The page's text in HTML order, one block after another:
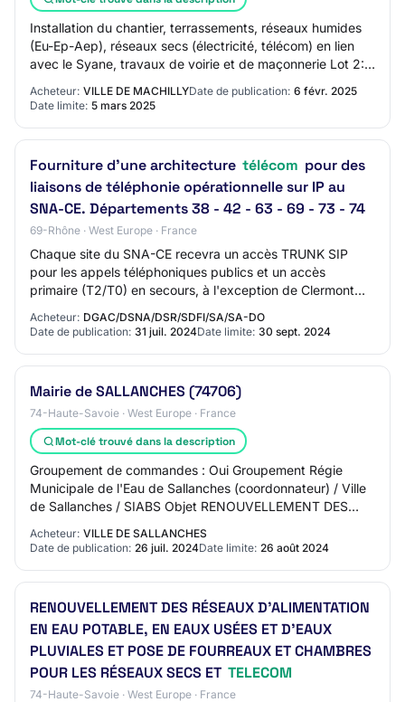
Installation du chantier, terrassements, réseaux humides
(Eu-Ep-Aep), réseaux secs (électricité, télécom) en lien
avec le Syane, travaux de voirie et de maçonnerie Lot 2:
Acheteur: VILLE DE MACHILLYDate de publication: 6 févr. 2025
Date limite: 5 mars 2025
Fourniture d'une architecture télécom pour des
liaisons de téléphonie opérationnelle sur IP au
SNA-CE. Départements 38 - 42 - 63 - 69 - 73 - 74
69-Rhône · West Europe · France
Chaque site du SNA-CE recevra un accès TRUNK SIP
pour les appels téléphoniques publics et un accès
primaire (T2/T0) en secours, à l'exception de Clermont
Acheteur: DGAC/DSNA/DSR/SDFI/SA/SA-DO
Date de publication: 31 juil. 2024Date limite: 30 sept. 2024
Mairie de SALLANCHES (74706)
74-Haute-Savoie · West Europe · France
Mot-clé trouvé dans la description
Groupement de commandes : Oui Groupement Régie
Municipale de l'Eau de Sallanches (coordonnateur) / Ville
de Sallanches / SIABS Objet RENOUVELLEMENT DES
EAUX…
Acheteur: VILLE DE SALLANCHES
Date de publication: 26 juil. 2024Date limite: 26 août 2024
RENOUVELLEMENT DES RÉSEAUX D'ALIMENTATION
EN EAU POTABLE, EN EAUX USÉES ET D'EAUX
PLUVIALES ET POSE DE FOURREAUX ET CHAMBRES
POUR LES RÉSEAUX SECS ET TELECOM
74-Haute-Savoie · West Europe · France